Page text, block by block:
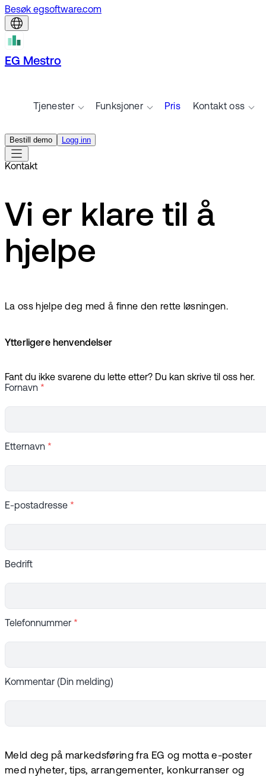
Besøk egsoftware.com
EG Mestro
Tjenester Funksjoner Pris Kontakt oss
Bestill demo Logg inn
Kontakt
Vi er klare til å
hjelpe
La oss hjelpe deg med å finne den rette løsningen.
Ytterligere henvendelser
Fant du ikke svarene du lette etter? Du kan skrive til oss her.
Fornavn *
Etternavn *
E-postadresse *
Bedrift
Telefonnummer *
Kommentar (Din melding)
Meld deg på markedsføring fra EG og motta e-poster
med nyheter, tips, arrangementer, konkurranser og